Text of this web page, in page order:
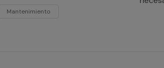
Mantenimiento